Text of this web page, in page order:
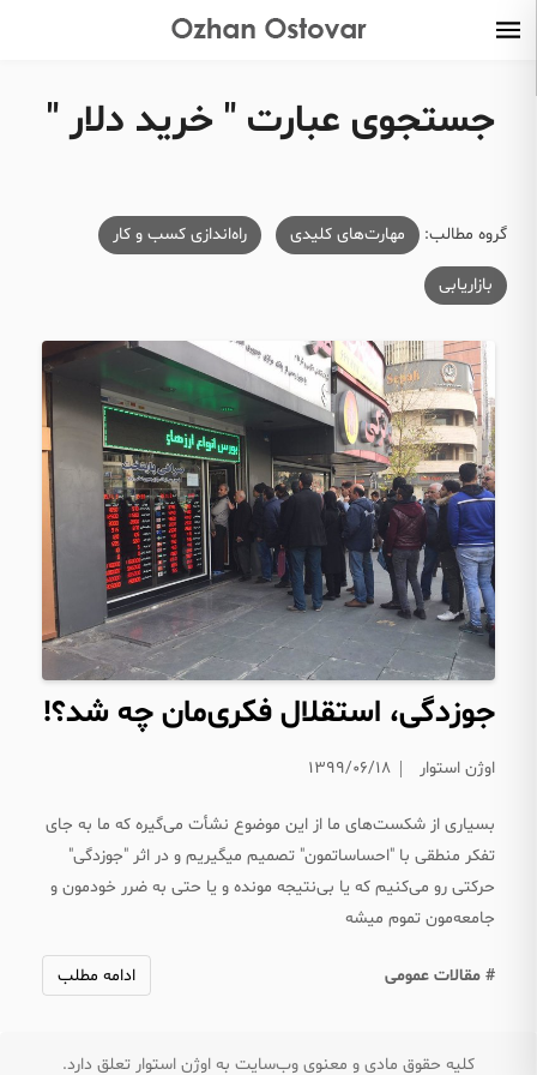
جستجوی عبارت " خرید دلار "
گروه مطالب: مهارت‌های کلیدی راه‌اندازی کسب و کار
بازاریابی
جوزدگی، استقلال فکری‌مان چه شد؟!
اوژن استوار ۱۳۹۹/۰۶/۱۸
بسیاری از شکست‌های ما از این موضوع نشأت می‌گیره که ما به جای
تفکر منطقی با "احساساتمون" تصمیم میگیریم و در اثر "جوزدگی"
حرکتی رو می‌کنیم که یا بی‌نتیجه مونده و یا حتی به ضرر خودمون و
جامعه‌مون تموم میشه
# مقالات عمومی ادامه مطلب
کلیه حقوق مادی و معنوی وب‌سایت به اوژن استوار تعلق دارد.